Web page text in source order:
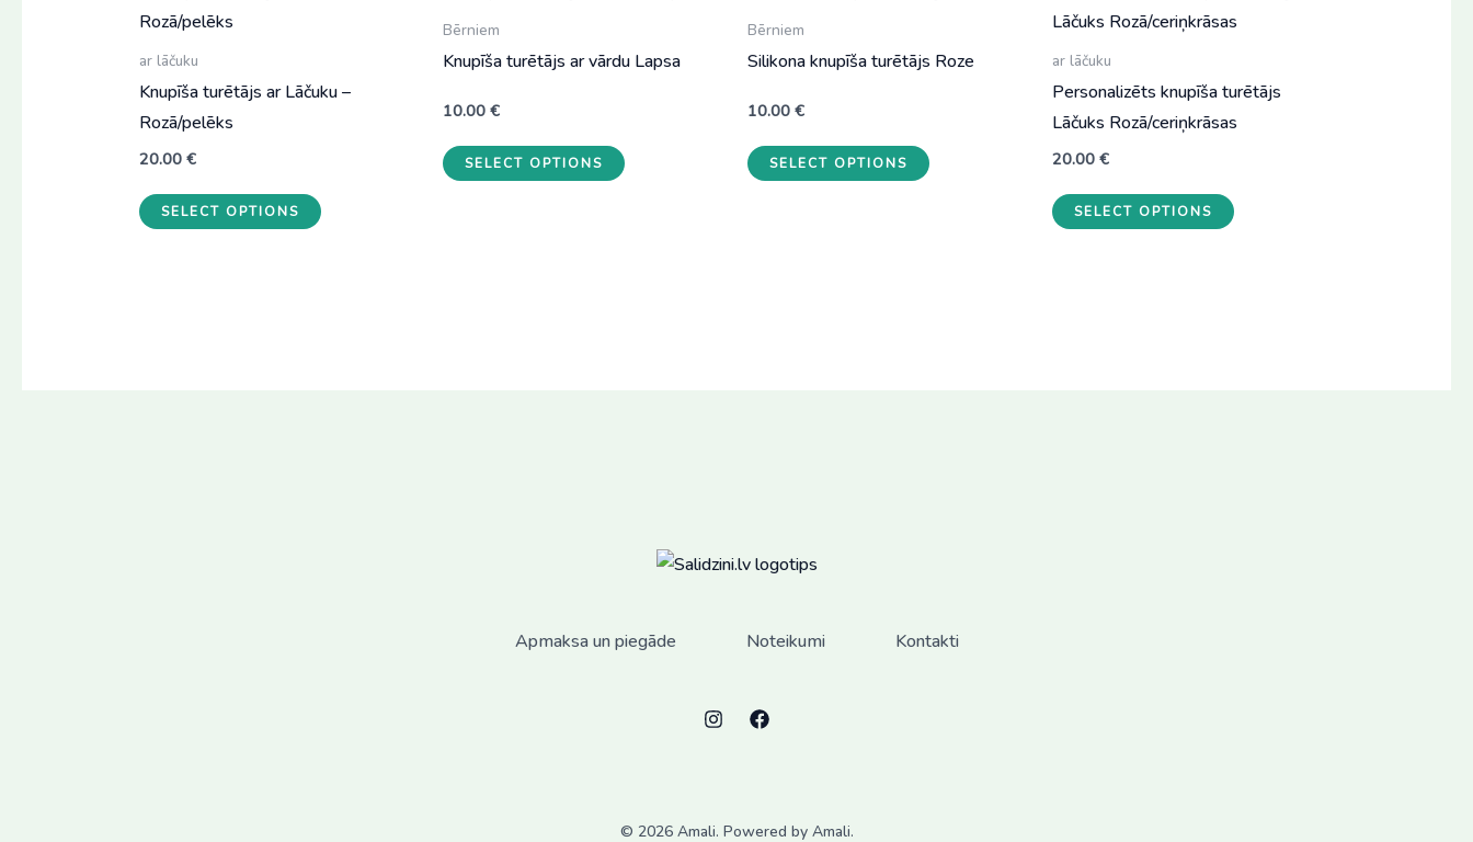
ar lāčuku
Knupīša turētājs ar Lāčuku –
Rozā/pelēks
20.00 €
SELECT OPTIONS
Bērniem
Knupīša turētājs ar vārdu Lapsa
10.00€
SELECT OPTIONS
Bērniem
Silikona knupīša turētājs Roze
10.00 €
SELECT OPTIONS
ar lāčuku
Personalizēts knupīša turētājs
Lāčuks Rozā/ceriņkrāsas
20.00 €
SELECT OPTIONS
Apmaksa un piegāde Noteikumi Kontakti
© 2026 Amali. Powered by Amali.